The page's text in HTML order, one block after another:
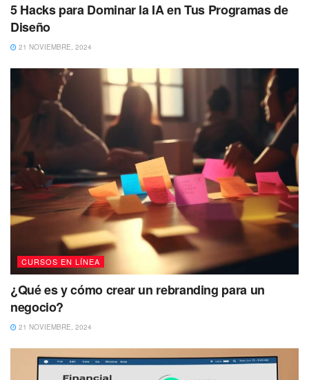
5 Hacks para Dominar la IA en Tus Programas de
Diseño
21 NOVIEMBRE, 2024
CURSOS EN LÍNEA
¿Qué es y cómo crear un rebranding para un
negocio?
21 NOVIEMBRE, 2024